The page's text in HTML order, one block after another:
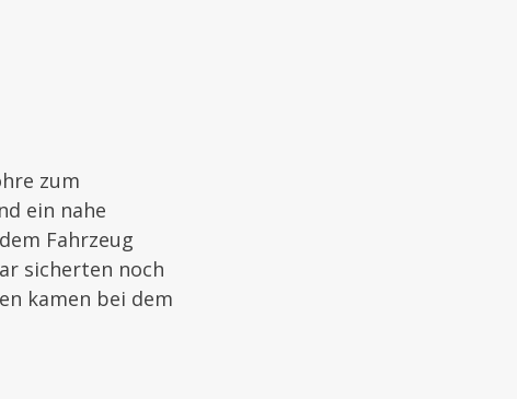
zum
ein nahe
Fahrzeug
sicherten noch
kamen bei dem